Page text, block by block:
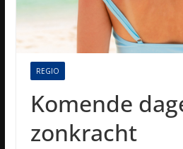
REGIO
Komende
zonkracht